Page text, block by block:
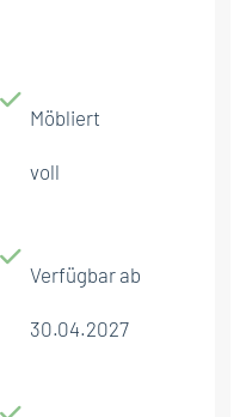
Möbliert
voll
Verfügbar ab
30.04.2027